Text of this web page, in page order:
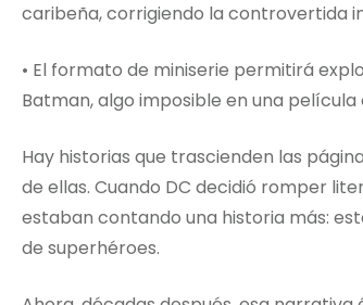
caribeña, corrigiendo la controvertida
• El formato de miniserie permitirá
Batman, algo imposible en una película
Hay historias que trascienden las
de ellas. Cuando DC decidió romper
estaban contando una historia más:
de superhéroes.